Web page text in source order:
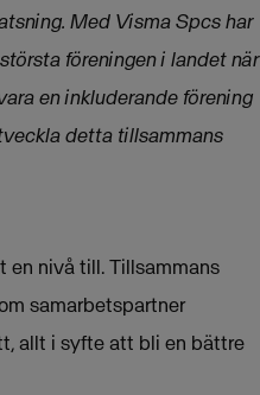
Med Visma Spcs har
föreningen i landet när
en inkluderande förening
detta tillsammans
en nivå till. Tillsammans
samarbetspartner
allt i syfte att bli en bättre